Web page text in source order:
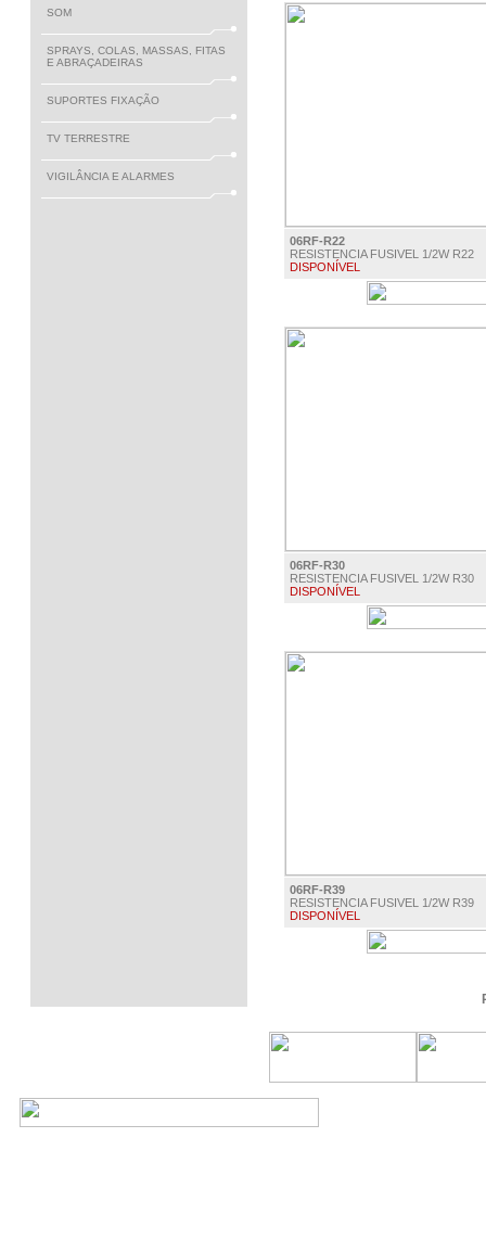
SOM
SPRAYS, COLAS, MASSAS, FITAS
E ABRAÇADEIRAS
SUPORTES FIXAÇÃO
TV TERRESTRE
VIGILÂNCIA E ALARMES
06RF-R22
RESISTENCIA FUSIVEL 1/2W R22
DISPONÍVEL
06RF-R30
RESISTENCIA FUSIVEL 1/2W R30
DISPONÍVEL
06RF-R39
RESISTENCIA FUSIVEL 1/2W R39
DISPONÍVEL